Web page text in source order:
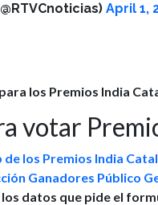
April 1,
los Premios India
votar
de los Premios India
Ganadores Público
datos que pide el